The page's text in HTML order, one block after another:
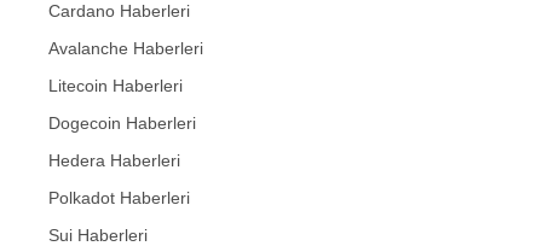
Cardano Haberleri
Avalanche Haberleri
Litecoin Haberleri
Dogecoin Haberleri
Hedera Haberleri
Polkadot Haberleri
Sui Haberleri